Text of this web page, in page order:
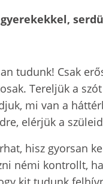
tudunk! Csak
Tereljük a
mi van a
elérjük a
hisz gyorsan
némi kontrollt,